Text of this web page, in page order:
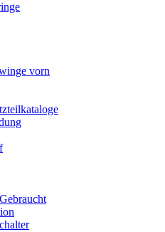
vorn